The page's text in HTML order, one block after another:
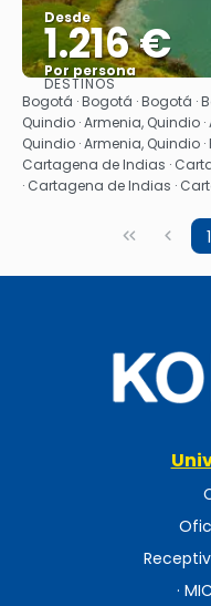
Desde
1.216 €
Por persona
DESTINOS
Bogotá · Bogotá · Bogotá ·
Quindio · Armenia, Quindio
Quindio · Armenia, Quindio
Cartagena de Indias ·
· Cartagena de Indias ·
1
·